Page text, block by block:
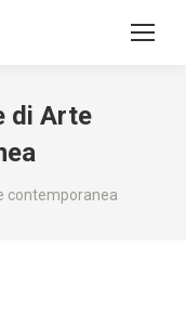
di Arte
contemporanea